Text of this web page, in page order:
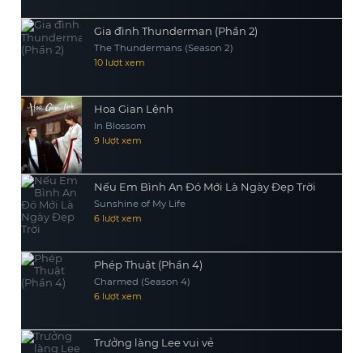
Gia đình Thunderman (Phần 2)
The Thundermans (Season 2)
10 lượt xem
Hoa Gian Lệnh
In Blossom
9 lượt xem
Nếu Em Bình An Đó Mới Là Ngày Đẹp Trời
Sunshine of My Life
6 lượt xem
Phép Thuật (Phần 4)
Charmed (Season 4)
6 lượt xem
Trưởng làng Lee vui vẻ